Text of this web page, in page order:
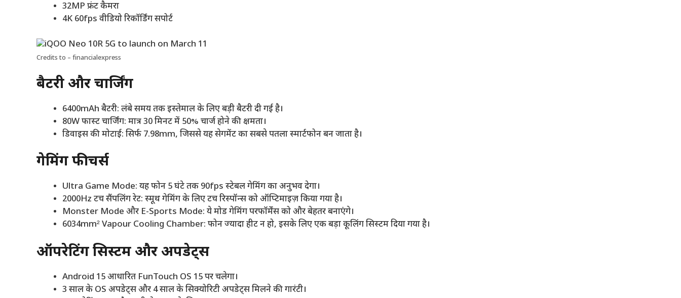
32MP फ्रंट कैमरा
4K 60fps वीडियो रिकॉर्डिंग सपोर्ट
Credits to – financialexpress
बैटरी और चार्जिंग
6400mAh बैटरी: लंबे समय तक इस्तेमाल के लिए बड़ी बैटरी दी गई है।
80W फास्ट चार्जिंग: मात्र 30 मिनट में 50% चार्ज होने की क्षमता।
डिवाइस की मोटाई: सिर्फ 7.98mm, जिससे यह सेगमेंट का सबसे पतला स्मार्टफोन बन जाता है।
गेमिंग फीचर्स
Ultra Game Mode: यह फोन 5 घंटे तक 90fps स्टेबल गेमिंग का अनुभव देगा।
2000Hz टच सैंपलिंग रेट: स्मूथ गेमिंग के लिए टच रिस्पॉन्स को ऑप्टिमाइज़ किया गया है।
Monster Mode और E-Sports Mode: ये मोड गेमिंग परफॉर्मेंस को और बेहतर बनाएंगे।
6034mm² Vapour Cooling Chamber: फोन ज्यादा हीट न हो, इसके लिए एक बड़ा कूलिंग सिस्टम दिया गया है।
ऑपरेटिंग सिस्टम और अपडेट्स
Android 15 आधारित FunTouch OS 15 पर चलेगा।
3 साल के OS अपडेट्स और 4 साल के सिक्योरिटी अपडेट्स मिलने की गारंटी।